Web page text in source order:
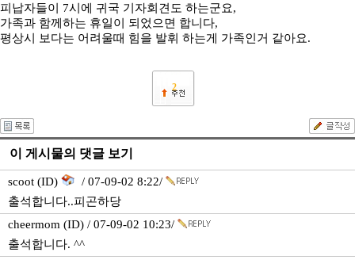
피납자들이 7시에 귀국 기자회견도 하는군요,
가족과 함께하는 휴일이 되었으면 합니다,
평상시 보다는 어려울때 힘을 발휘 하는게 가족인거 같아요.
2
이 게시물의 댓글 보기
scoot (ID)
/ 07-09-02 8:22/
출석합니다..피곤하당
cheermom (ID) / 07-09-02 10:23/
출석합니다. ^^